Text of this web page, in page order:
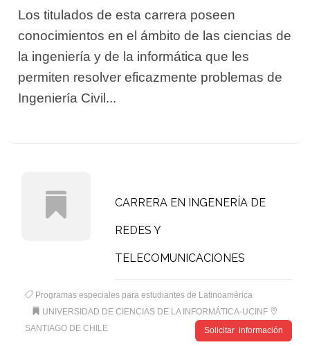
Los titulados de esta carrera poseen
conocimientos en el ámbito de las ciencias de
la ingeniería y de la informática que les
permiten resolver eficazmente problemas de
Ingeniería Civil...
CARRERA EN INGENERÍA DE
REDES Y
TELECOMUNICACIONES
Programas especiales para estudiantes de Latinoamérica
UNIVERSIDAD DE CIENCIAS DE LA INFORMÁTICA-UCINF
SANTIAGO DE CHILE
Solicitar información